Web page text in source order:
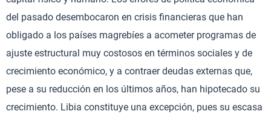
del pasado desembocaron en crisis financieras que han
obligado a los países magrebíes a acometer programas de
ajuste estructural muy costosos en términos sociales y de
crecimiento económico, y a contraer deudas externas que,
pese a su reducción en los últimos años, han hipotecado su
crecimiento. Libia constituye una excepción, pues su escasa